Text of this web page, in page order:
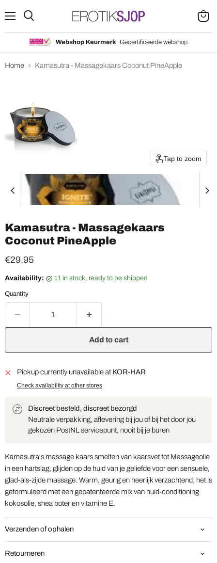
Webshop Keurmerk Gecertificeerde webshop
cart
Home Kamasutra - Massagekaars Coconut PineApple
Tap to zoom
Kamasutra - Massagekaars
Coconut PineApple
Current price
€29,95
Availability: 11 in stock, ready to be shipped
Quantity
Add to cart
Pickup currently unavailable at KOR-HAR
Check availability at other stores
Discreet besteld, discreet bezorgd
Neutrale verpakking, aflevering bij jou of bij het door jou
gekozen PostNL servicepunt, nooit bij je buren
Kamasutra's massage kaars smelten van kaarsvet tot Massageolie
in een hartslag, glijden op de huid van je geliefde voor een sensuele,
glad-als-zijde massage. Warm, geurig en heerlijk verzachtend, het is
geformuleerd met een gepatenteerde mix van huid-conditioning
kokosolie, shea boter en vitamine E.
Verzenden of ophalen
Retourneren